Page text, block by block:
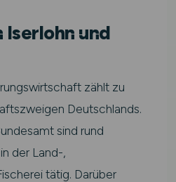
und
zählt zu
Deutschlands.
sind rund
der Land-,
tätig. Darüber